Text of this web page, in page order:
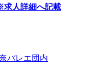
求人詳細へ記載
バレエ団内